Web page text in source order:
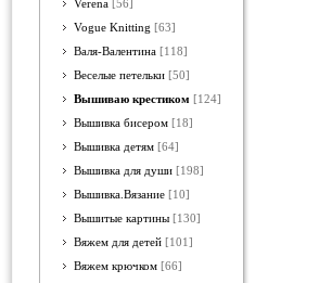
Verena [56]
Vogue Knitting [63]
Валя-Валентина [118]
Веселые петельки [50]
Вышиваю крестиком [124]
Вышивка бисером [18]
Вышивка детям [64]
Вышивка для души [198]
Вышивка.Вязание [10]
Вышитые картины [130]
Вяжем для детей [101]
Вяжем крючком [66]